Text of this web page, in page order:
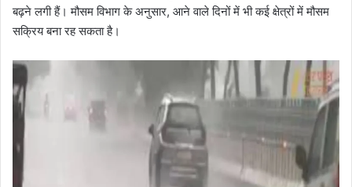
बढ़ने लगी हैं। मौसम विभाग के अनुसार, आने वाले दिनों में भी कई क्षेत्रों में मौसम
सक्रिय बना रह सकता है।